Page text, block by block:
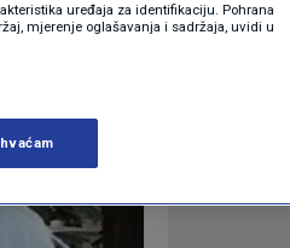
uređaja za identifikaciju. Pohrana
mjerenje oglašavanja i sadržaja, uvidi u